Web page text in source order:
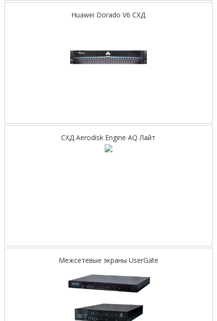
Huawei Dorado V6 СХД
СХД Aerodisk Engine AQ Лайт
Межсетевые экраны UserGate